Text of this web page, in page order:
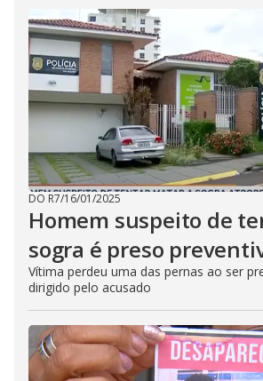
DO R7/16/01/2025
Homem suspeito de
sogra é preso
Vítima perdeu uma das pernas ao ser
dirigido pelo acusado